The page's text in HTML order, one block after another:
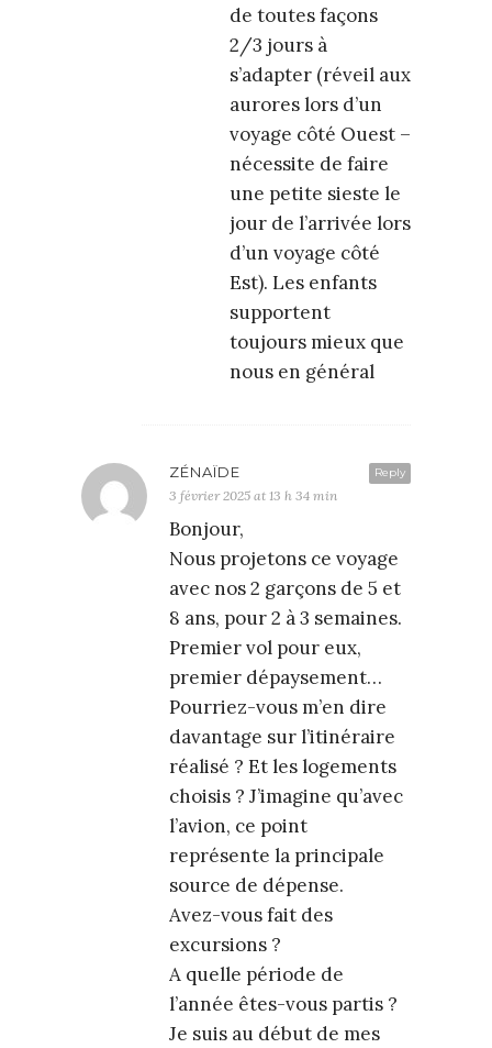
de toutes façons
2/3 jours à
s’adapter (réveil aux
aurores lors d’un
voyage côté Ouest –
nécessite de faire
une petite sieste le
jour de l’arrivée lors
d’un voyage côté
Est). Les enfants
supportent
toujours mieux que
nous en général
Reply
ZÉNAÏDE
3 février 2025 at 13 h 34 min
Bonjour,
Nous projetons ce voyage
avec nos 2 garçons de 5 et
8 ans, pour 2 à 3 semaines.
Premier vol pour eux,
premier dépaysement…
Pourriez-vous m’en dire
davantage sur l’itinéraire
réalisé ? Et les logements
choisis ? J’imagine qu’avec
l’avion, ce point
représente la principale
source de dépense.
Avez-vous fait des
excursions ?
A quelle période de
l’année êtes-vous partis ?
Je suis au début de mes